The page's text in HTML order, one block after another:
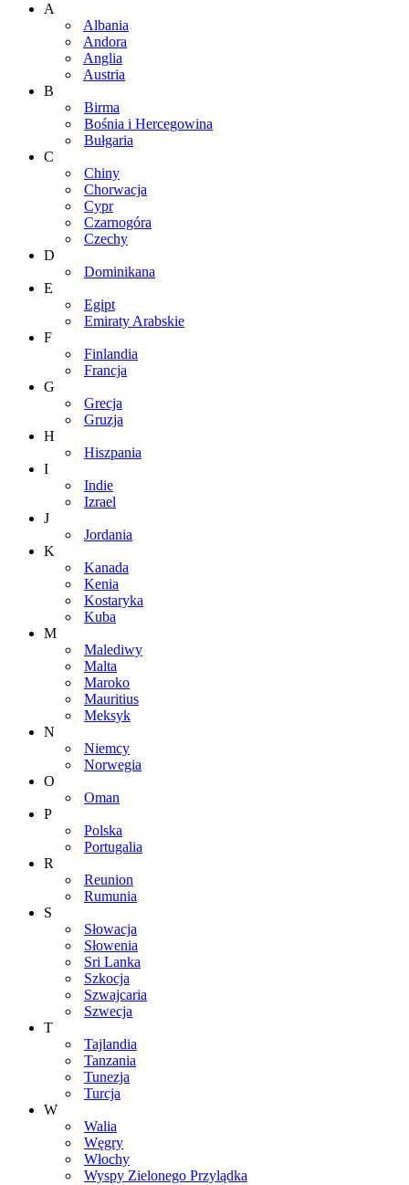
A
Albania
Andora
Anglia
Austria
B
Birma
Bośnia i Hercegowina
Bułgaria
C
Chiny
Chorwacja
Cypr
Czarnogóra
Czechy
D
Dominikana
E
Egipt
Emiraty Arabskie
F
Finlandia
Francja
G
Grecja
Gruzja
H
Hiszpania
I
Indie
Izrael
J
Jordania
K
Kanada
Kenia
Kostaryka
Kuba
M
Malediwy
Malta
Maroko
Mauritius
Meksyk
N
Niemcy
Norwegia
O
Oman
P
Polska
Portugalia
R
Reunion
Rumunia
S
Słowacja
Słowenia
Sri Lanka
Szkocja
Szwajcaria
Szwecja
T
Tajlandia
Tanzania
Tunezja
Turcja
W
Walia
Węgry
Włochy
Wyspy Zielonego Przylądka